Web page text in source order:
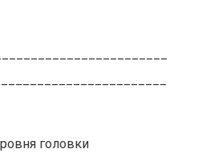
головки